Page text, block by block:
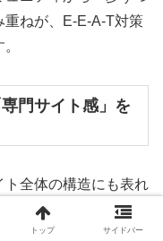
重ねが、E-E-A-T対策
門サイト感」を
全体の構造にも表れ
らばっているだけだ
伝わりにくくなりま
トップ サイドバー